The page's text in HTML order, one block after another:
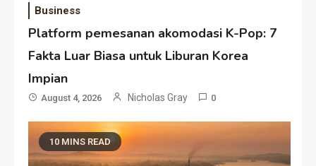
Business
Platform pemesanan akomodasi K-Pop: 7
Fakta Luar Biasa untuk Liburan Korea
Impian
August 4, 2026 Nicholas Gray 0
10 MINS READ